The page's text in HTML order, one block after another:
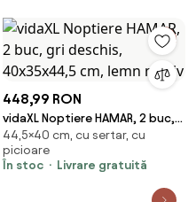
448,99 RON
vidaXL Noptiere HAMAR, 2 buc,
gri deschis, 40x35x44,5 cm,
lemn masiv
44,5×40 cm, cu sertar, cu
picioare
În stoc
Livrare gratuită